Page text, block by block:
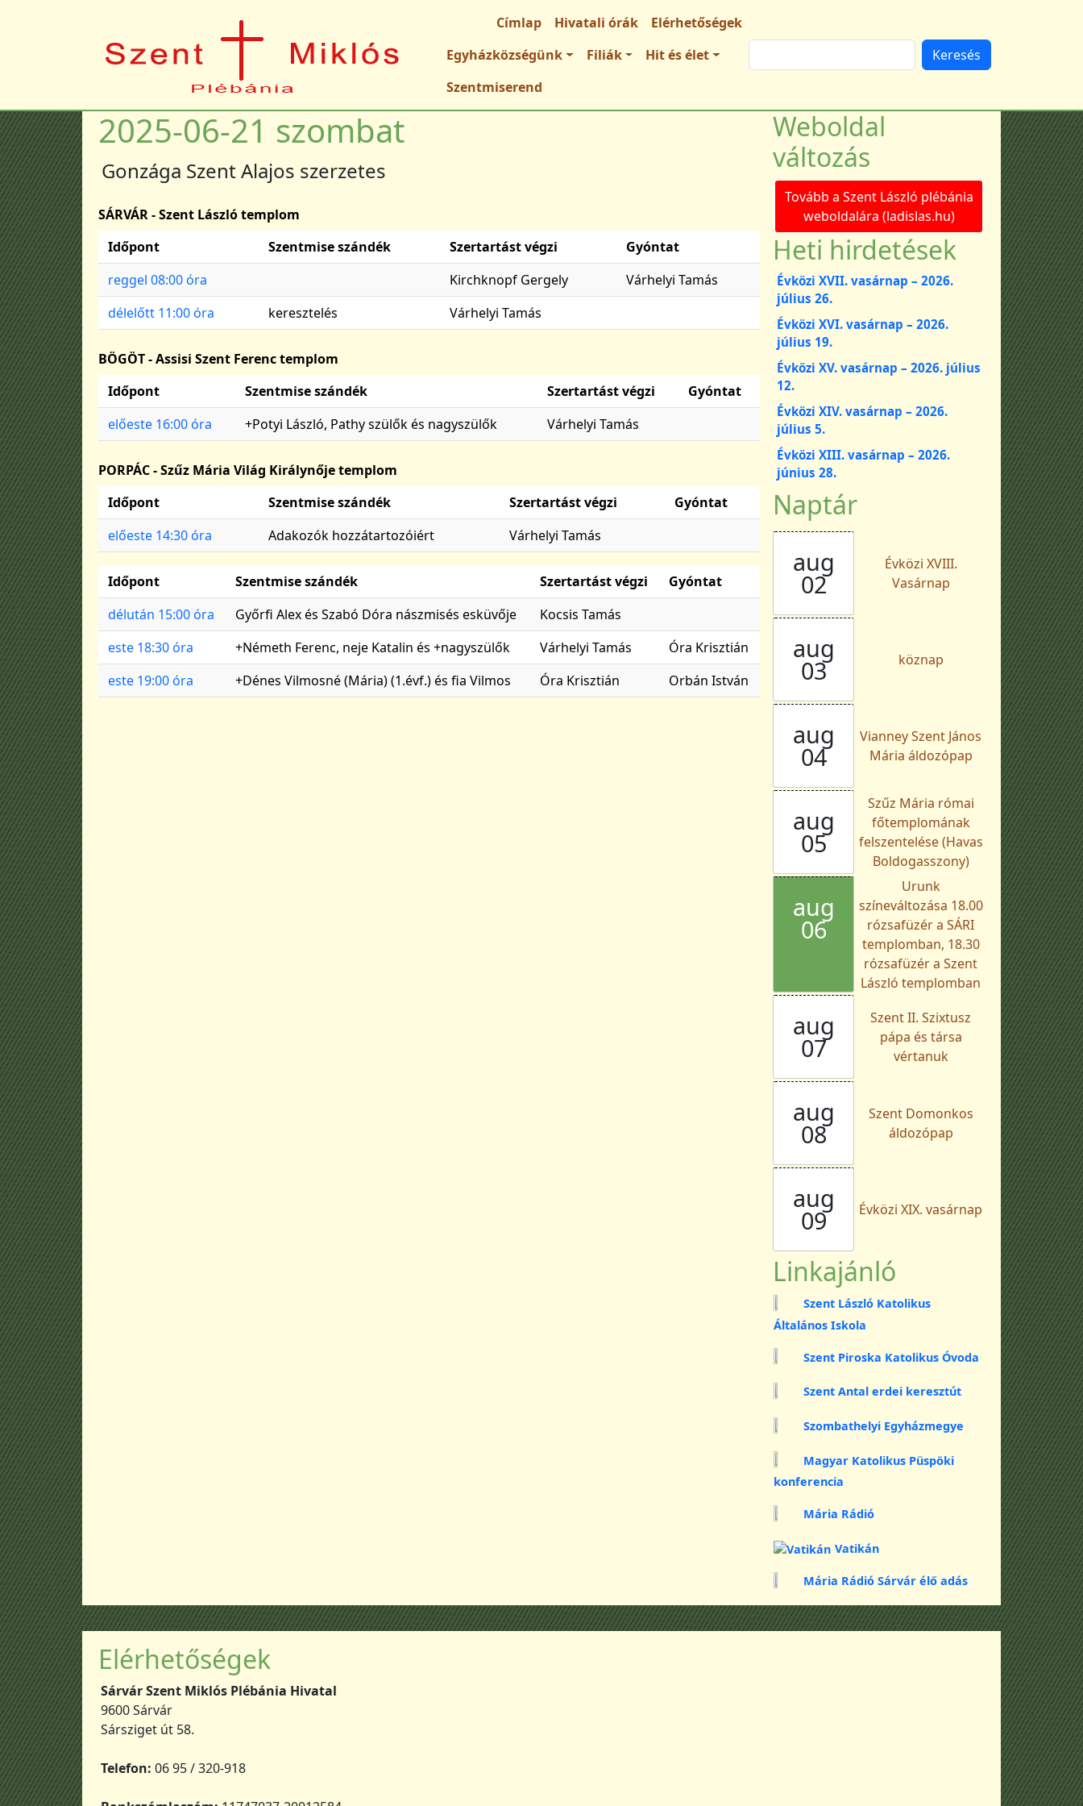
Fő navigációCímlap Hivatali órák
Elérhetőségek
Egyházközségünk
Filiák
Hit és élet
Szentmiserend
2025-06-21 szombat
Gonzága Szent Alajos szerzetes
SÁRVÁR - Szent László templom
Időpont
Szentmise szándék Szertartást végzi
Gyóntat
reggel 08:00 óra
Kirchknopf Gergely
Várhelyi Tamás
délelőtt 11:00 óra
keresztelés Várhelyi Tamás
BÖGÖT - Assisi Szent Ferenc templom
Időpont
Szentmise szándék Szertartást végzi
Gyóntat
előeste 16:00 óra
+Potyi László, Pathy szülők és nagyszülők Várhelyi Tamás
PORPÁC - Szűz Mária Világ Királynője templom
Időpont
Szentmise szándék Szertartást végzi
Gyóntat
előeste 14:30 óra
Adakozók hozzátartozóiért Várhelyi Tamás
Időpont Szentmise szándék Szertartást végzi
Gyóntat
délután 15:00 óra
Győrfi Alex és Szabó Dóra nászmisés esküvője
Kocsis Tamás
este 18:30 óra
+Németh Ferenc, neje Katalin és +nagyszülők Várhelyi Tamás
Óra Krisztián
este 19:00 óra
+Dénes Vilmosné (Mária) (1.évf.) és fia Vilmos Óra Krisztián Orbán István
Weboldal
változás
Tovább a Szent László plébánia
weboldalára (ladislas.hu)
Heti hirdetések
Évközi XVII. vasárnap – 2026.
július 26.
Évközi XVI. vasárnap – 2026.
július 19.
Évközi XV. vasárnap – 2026. július
12.
Évközi XIV. vasárnap – 2026.
július 5.
Évközi XIII. vasárnap – 2026.
június 28.
Naptár
aug
02
Évközi XVIII.
Vasárnap
aug
03 köznap
aug
04
Vianney Szent János
Mária áldozópap
aug
05
Szűz Mária római
főtemplomának
felszentelése (Havas
Boldogasszony)
aug
06
Urunk
színeváltozása 18.00
rózsafüzér a SÁRI
templomban, 18.30
rózsafüzér a Szent
László templomban
aug
07
Szent II. Szixtusz
pápa és társa
vértanuk
aug
08
Szent Domonkos
áldozópap
aug
09 Évközi XIX. vasárnap
Linkajánló
Szent László Katolikus
Általános Iskola
Szent Piroska Katolikus Óvoda
Szent Antal erdei keresztút
Szombathelyi Egyházmegye
Magyar Katolikus Püspöki
konferencia
Mária Rádió
Vatikán
Mária Rádió Sárvár élő adás
Elérhetőségek
Sárvár Szent Miklós Plébánia Hivatal
9600 Sárvár
Sársziget út 58.
Telefon: 06 95 / 320-918